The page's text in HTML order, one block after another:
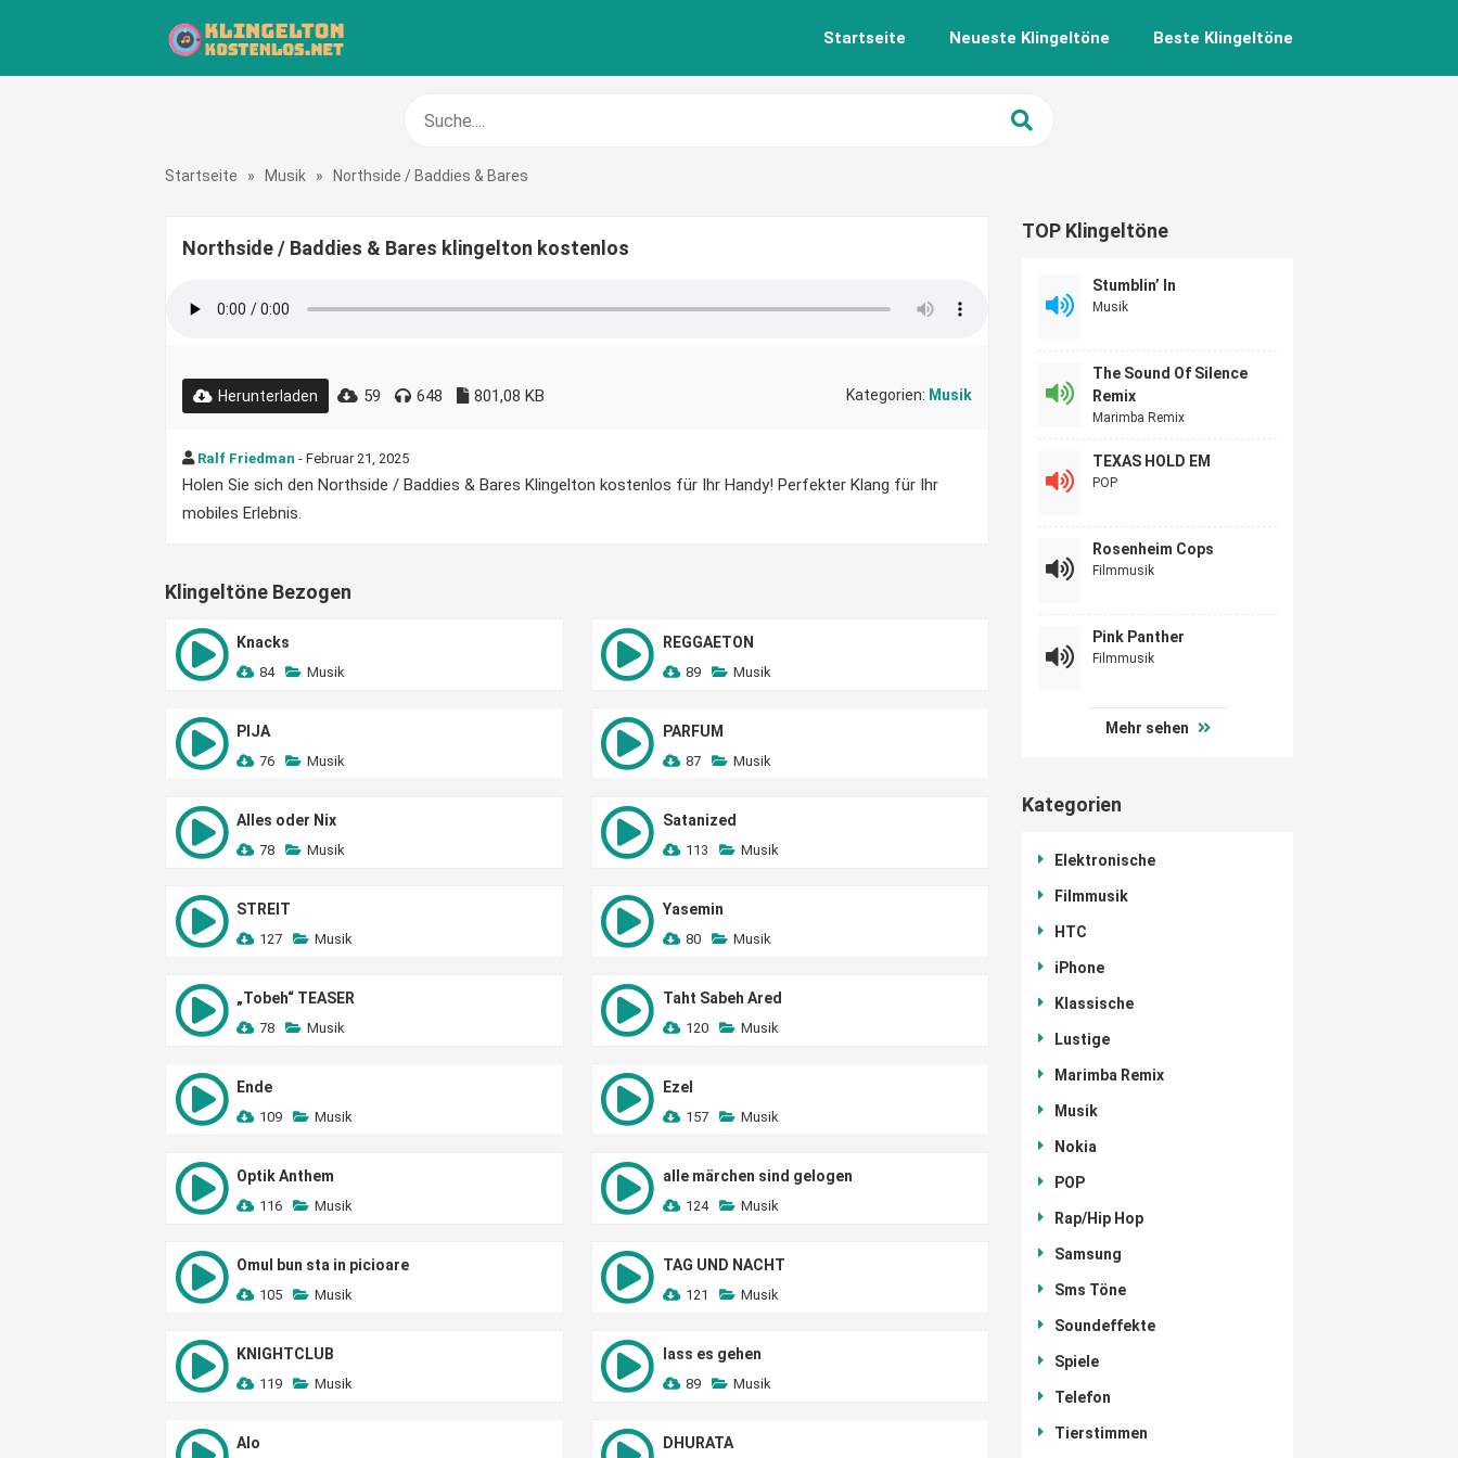
Startseite Neueste Klingeltöne Beste Klingeltöne
Startseite » Musik » Northside / Baddies & Bares
Northside / Baddies & Bares klingelton kostenlos
Herunterladen 59 648 801,08 KB Kategorien: Musik
Ralf Friedman - Februar 21, 2025
Holen Sie sich den Northside / Baddies & Bares Klingelton kostenlos für Ihr Handy! Perfekter Klang für Ihr
mobiles Erlebnis.
Klingeltöne Bezogen
Knacks
84 Musik
REGGAETON
89 Musik
PIJA
76 Musik
PARFUM
87 Musik
Alles oder Nix
78 Musik
Satanized
113 Musik
STREIT
127 Musik
Yasemin
80 Musik
„Tobeh“ TEASER
78 Musik
Taht Sabeh Ared
120 Musik
Ende
109 Musik
Ezel
157 Musik
Optik Anthem
116 Musik
alle märchen sind gelogen
124 Musik
Omul bun sta in picioare
105 Musik
TAG UND NACHT
121 Musik
KNIGHTCLUB
119 Musik
lass es gehen
89 Musik
Alo DHURATA
TOP Klingeltöne
Stumblin’ In
Musik
The Sound Of Silence
Remix
Marimba Remix
TEXAS HOLD EM
POP
Rosenheim Cops
Filmmusik
Pink Panther
Filmmusik
Mehr sehen
Kategorien
Elektronische
Filmmusik
HTC
iPhone
Klassische
Lustige
Marimba Remix
Musik
Nokia
POP
Rap/Hip Hop
Samsung
Sms Töne
Soundeffekte
Spiele
Telefon
Tierstimmen